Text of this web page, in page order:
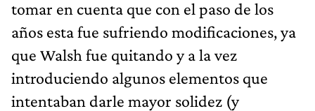
tomar en cuenta que con el paso de los
años esta fue sufriendo modificaciones, ya
que Walsh fue quitando y a la vez
introduciendo algunos elementos que
intentaban darle mayor solidez (y